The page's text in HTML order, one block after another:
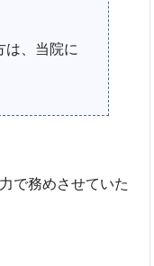
は、当院に
で務めさせていた